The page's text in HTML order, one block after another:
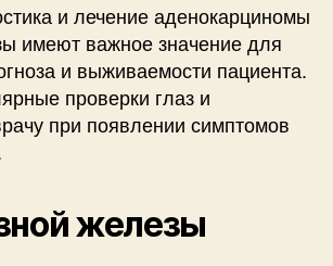
и лечение аденокарциномы
имеют важное значение для
и выживаемости пациента.
проверки глаз и
при появлении симптомов
железы